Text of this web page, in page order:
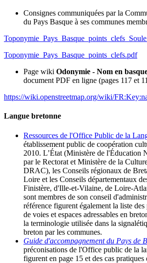
Consignes communiquées par la
du Pays Basque à ses communes
Toponymie_Pays_Basque_points_clefs.pdf
Page wiki Odonymie - Nom en
document PDF en ligne (pages 117 et
https://wiki.openstreetmap.org/wiki/
Langue bretonne
Ressources de l'Office Public de la
établissement public de coopération
2010. L’État (Ministère de l'Éducation
par le Rectorat et Ministère de la
DRAC), les Conseils régionaux de
Loire et les Conseils départementaux
Finistère, d'Ille-et-Vilaine, de Loire-
sont membres de son conseil
référence figurent également la liste
de voies et espaces adressables en
la terminologie utilisée dans la
breton par les communes.
Guide d'accompagnement du Pays de
préconisations de l'Office public de la
figurent en page 15 et des cas pratiques